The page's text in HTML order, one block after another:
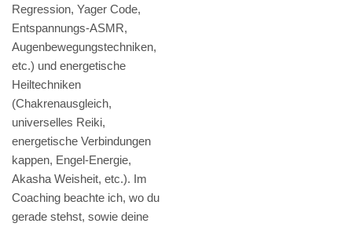
Regression, Yager Code,
Entspannungs-ASMR,
Augenbewegungstechniken,
etc.) und energetische
Heiltechniken
(Chakrenausgleich,
universelles Reiki,
energetische Verbindungen
kappen, Engel-Energie,
Akasha Weisheit, etc.). Im
Coaching beachte ich, wo du
gerade stehst, sowie deine